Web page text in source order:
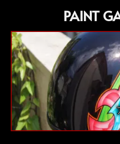
PAINT